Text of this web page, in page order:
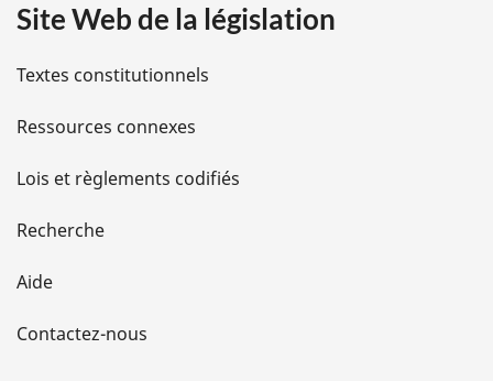
i
l
s
d
e
l
Site Web de la législation
Textes constitutionnels
Ressources connexes
Lois et règlements codifiés
Recherche
Aide
Contactez-nous